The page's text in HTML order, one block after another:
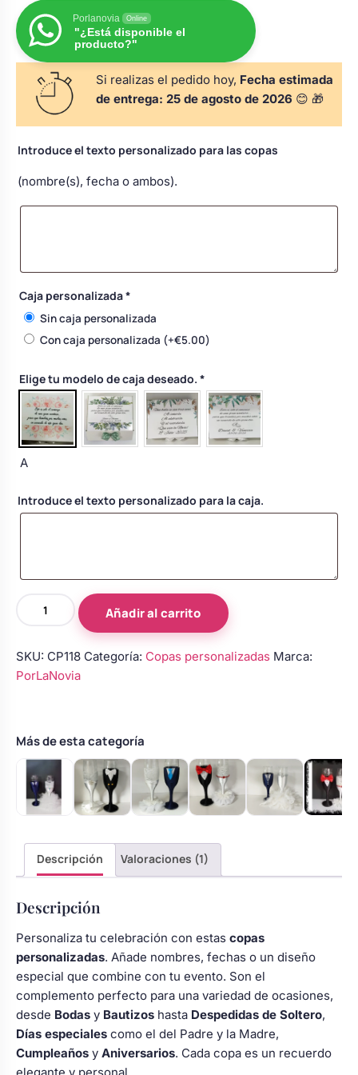
para arras
alianzas
damas de honor
bebé boda
floral coche
Perchas de comunión
personalizadas
Rasca y Gana para Comunión:
Sorpresas y Diversión
Bolsos personalizados
Neceseres personalizados
Otros regalos
Ver todo
Porlanovia Online
"¿Está disponible el
producto?"
Si realizas el pedido hoy, Fecha estimada
de entrega: 25 de agosto de 2026 😊 🎁
Introduce el texto personalizado para las copas
(nombre(s), fecha o ambos).
Caja personalizada*
Sin caja personalizada
Con caja personalizada (+€5.00)
Elige tu modelo de caja deseado. *
A
Introduce el texto personalizado para la caja.
personalizadas
en
corbata
lila
cantidad
Añadir al carrito
SKU: CP118 Categoría: Copas personalizadas Marca:
PorLaNovia
Más de esta categoría
Descripción Valoraciones (1)
Descripción
Personaliza tu celebración con estas copas
personalizadas. Añade nombres, fechas o un diseño
especial que combine con tu evento. Son el
complemento perfecto para una variedad de ocasiones,
desde Bodas y Bautizos hasta Despedidas de Soltero,
Días especiales como el del Padre y la Madre,
Cumpleaños y Aniversarios. Cada copa es un recuerdo